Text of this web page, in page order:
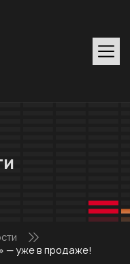
— уже в продаже!